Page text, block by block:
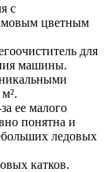
с
цветным
для
машины.
ее малого
понятна и
ледовых
катков.